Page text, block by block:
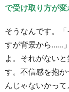
で受け取り方が変
そうなんです。
すが背景から……
よ。それがない
す。不信感を抱
んじゃないかっ